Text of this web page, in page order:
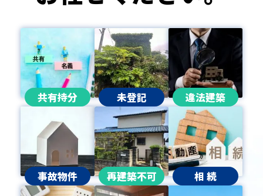
共有持分 未登記 違法建築
事故物件 再建築不可 相 続